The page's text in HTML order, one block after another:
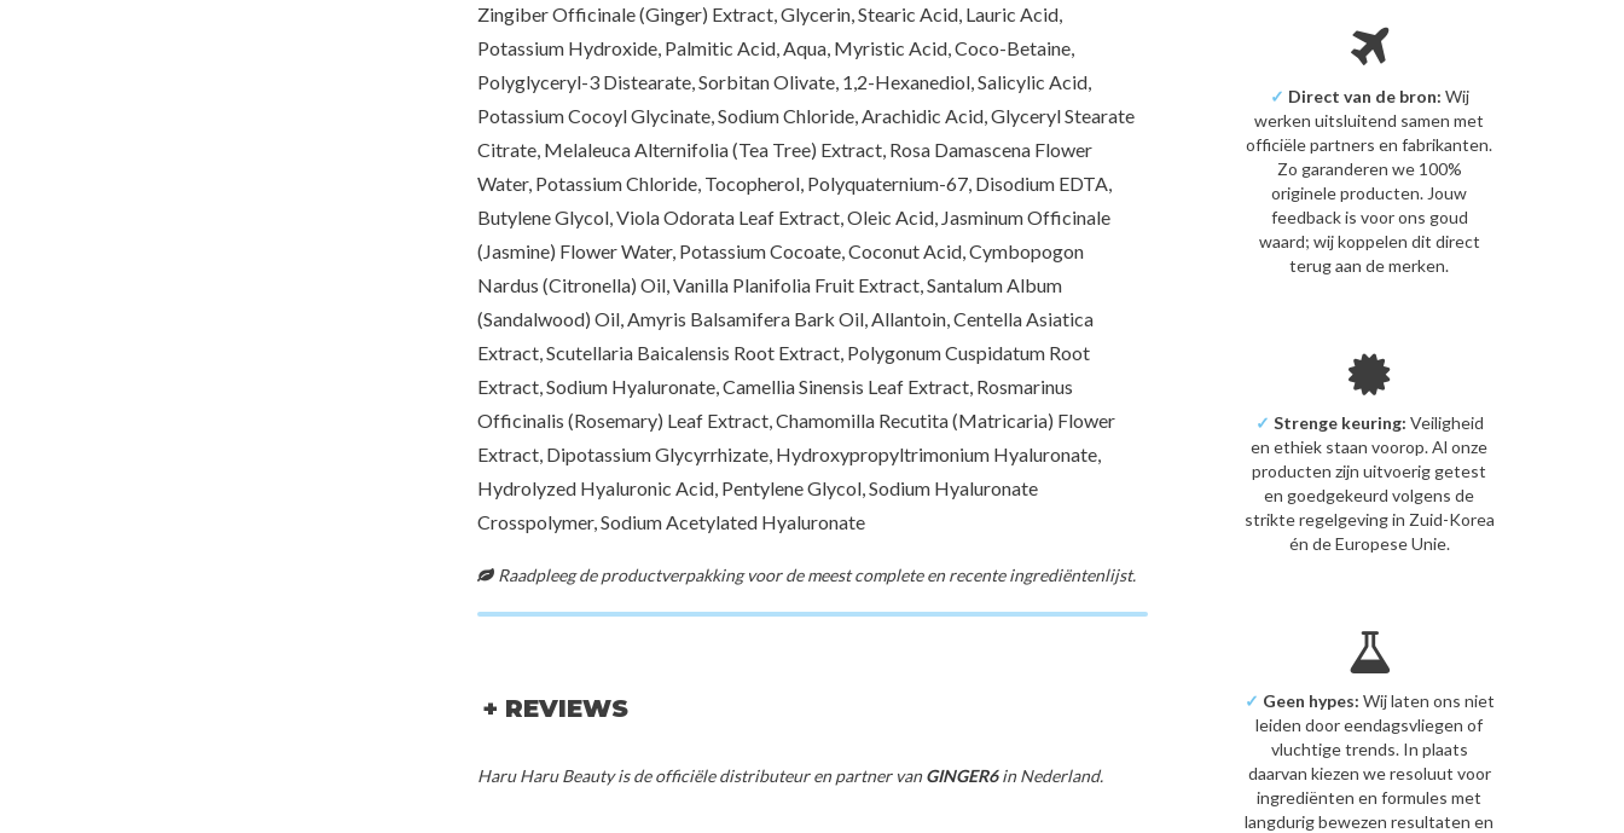
Zingiber Officinale (Ginger) Extract, Glycerin, Stearic Acid, Lauric Acid,
Potassium Hydroxide, Palmitic Acid, Aqua, Myristic Acid, Coco-Betaine,
Polyglyceryl-3 Distearate, Sorbitan Olivate, 1,2-Hexanediol, Salicylic Acid,
Potassium Cocoyl Glycinate, Sodium Chloride, Arachidic Acid, Glyceryl Stearate
Citrate, Melaleuca Alternifolia (Tea Tree) Extract, Rosa Damascena Flower
Water, Potassium Chloride, Tocopherol, Polyquaternium-67, Disodium EDTA,
Butylene Glycol, Viola Odorata Leaf Extract, Oleic Acid, Jasminum Officinale
(Jasmine) Flower Water, Potassium Cocoate, Coconut Acid, Cymbopogon
Nardus (Citronella) Oil, Vanilla Planifolia Fruit Extract, Santalum Album
(Sandalwood) Oil, Amyris Balsamifera Bark Oil, Allantoin, Centella Asiatica
Extract, Scutellaria Baicalensis Root Extract, Polygonum Cuspidatum Root
Extract, Sodium Hyaluronate, Camellia Sinensis Leaf Extract, Rosmarinus
Officinalis (Rosemary) Leaf Extract, Chamomilla Recutita (Matricaria) Flower
Extract, Dipotassium Glycyrrhizate, Hydroxypropyltrimonium Hyaluronate,
Hydrolyzed Hyaluronic Acid, Pentylene Glycol, Sodium Hyaluronate
Crosspolymer, Sodium Acetylated Hyaluronate
Raadpleeg de productverpakking voor de meest complete en recente ingrediëntenlijst.
+ REVIEWS
Haru Haru Beauty is de officiële distributeur en partner vanGINGER6in Nederland.
✓ Direct van de bron: Wij
werken uitsluitend samen met
officiële partners en fabrikanten.
Zo garanderen we 100%
originele producten. Jouw
feedback is voor ons goud
waard; wij koppelen dit direct
terug aan de merken.
✓ Strenge keuring: Veiligheid
en ethiek staan voorop. Al onze
producten zijn uitvoerig getest
en goedgekeurd volgens de
strikte regelgeving in Zuid-Korea
én de Europese Unie.
✓ Geen hypes: Wij laten ons niet
leiden door eendagsvliegen of
vluchtige trends. In plaats
daarvan kiezen we resoluut voor
ingrediënten en formules met
langdurig bewezen resultaten en